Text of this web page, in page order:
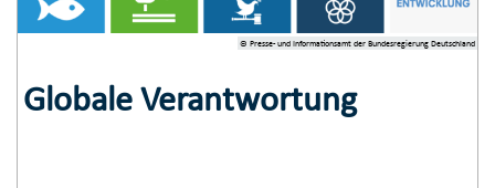
© Presse- und Informationsamt der Bundesregierung Deutschland
Globale Verantwortung